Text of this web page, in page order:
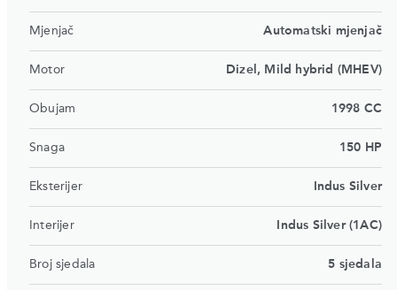
Mjenjač Automatski mjenjač
Motor Dizel, Mild hybrid (MHEV)
Obujam 1998 CC
Snaga 150 HP
Eksterijer Indus Silver
Interijer Indus Silver (1AC)
Broj sjedala 5 sjedala